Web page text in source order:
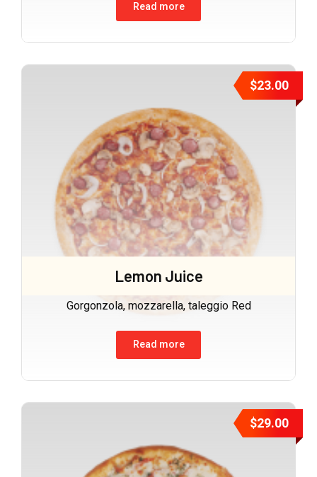
Read more
$23.00
Lemon Juice
Gorgonzola, mozzarella, taleggio Red
Read more
$29.00